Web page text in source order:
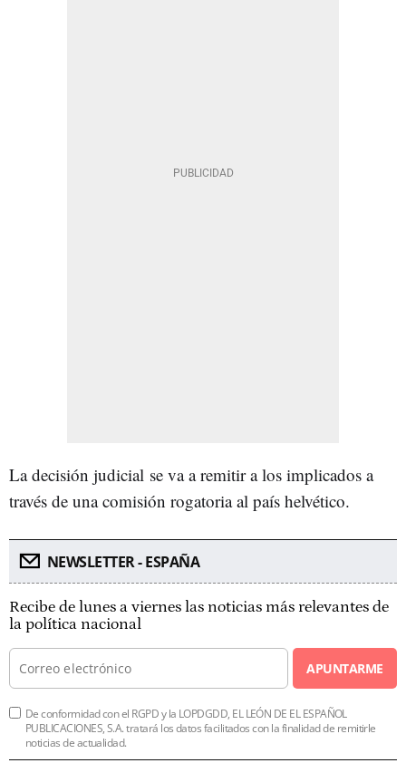
La decisión judicial se va a remitir a los implicados a
través de una comisión rogatoria al país helvético.
NEWSLETTER - ESPAÑA
Recibe de lunes a viernes las noticias más relevantes de
la política nacional
APUNTARME
De conformidad con el RGPD y la LOPDGDD, EL LEÓN DE EL ESPAÑOL
PUBLICACIONES, S.A. tratará los datos facilitados con la finalidad de remitirle
noticias de actualidad.